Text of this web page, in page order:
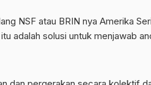
NSF atau BRIN nya Amerika
adalah solusi untuk menjawab